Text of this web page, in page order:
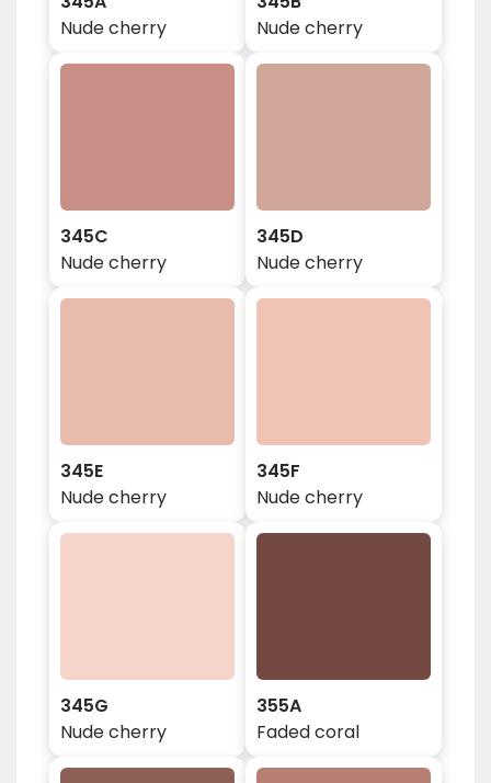
Nude cherry
Nude cherry
345C
Nude cherry
345D
Nude cherry
345E
Nude cherry
345F
Nude cherry
345G
Nude cherry
355A
Faded coral